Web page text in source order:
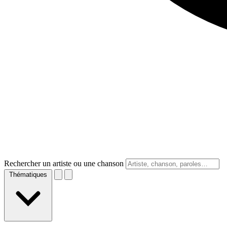
Rechercher un artiste ou une chanson
Thématiques